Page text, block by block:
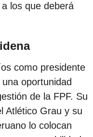
los que deberá
como presidente
oportunidad
de la FPF. Su
Atlético Grau y su
lo colocan